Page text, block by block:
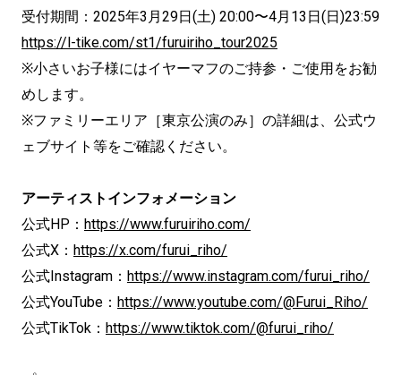
受付期間：2025年3月29日(土) 20:00〜4月13日(日)23:59
https://l-tike.com/st1/furuiriho_tour2025
※小さいお子様にはイヤーマフのご持参・ご使用をお勧
めします。
※ファミリーエリア［東京公演のみ］の詳細は、公式ウ
ェブサイト等をご確認ください。
アーティストインフォメーション
公式HP： https://www.furuiriho.com/
公式X： https://x.com/furui_riho/
公式Instagram： https://www.instagram.com/furui_riho/
公式YouTube： https://www.youtube.com/@Furui_Riho/
公式TikTok： https://www.tiktok.com/@furui_riho/